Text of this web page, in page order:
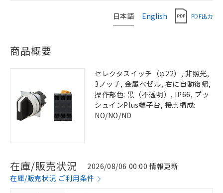
日本語 English PDF出力
商品概要
セレクタスイッチ（φ22）, 非照光,
3ノッチ, 金属ベゼル, 右に自動復帰,
操作部色: 黒（不透明）, IP66, プッ
シュインPlus端子台, 接点構成:
NO/NO/NO
在庫/販売状況
2026/08/06 00:00 情報更新
在庫/販売状況 ご利用条件